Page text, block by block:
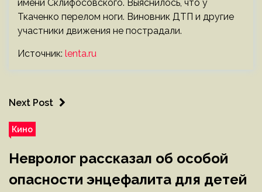
имени Склифосовского. Выяснилось, что у
Ткаченко перелом ноги. Виновник ДТП и другие
участники движения не пострадали.
Источник: lenta.ru
Next Post
Кино
Невролог рассказал об особой
опасности энцефалита для детей